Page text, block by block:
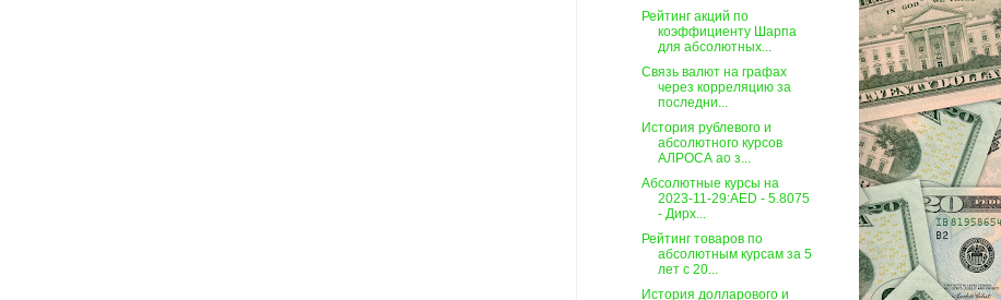
Рейтинг акций по
коэффициенту Шарпа
для абсолютных...
Связь валют на графах
через корреляцию за
последни...
История рублевого и
абсолютного курсов
АЛРОСА ао з...
Абсолютные курсы на
2023-11-29:AED - 5.8075
- Дирх...
Рейтинг товаров по
абсолютным курсам за 5
лет c 20...
История долларового и